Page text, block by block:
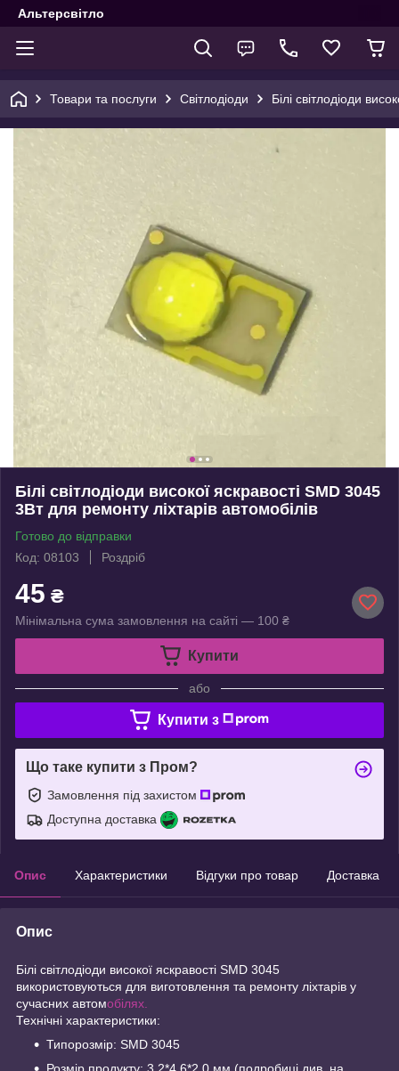
Альтерсвітло
Товари та послуги Світлодіоди Білі світлодіоди
Білі світлодіоди високої яскравості SMD 3045
3Вт для ремонту ліхтарів автомобілів
Готово до відправки
Код: 08103
Роздріб
45 ₴
Мінімальна сума замовлення на сайті — 100 ₴
Купити
або
Купити з
Що таке купити з Пром?
Замовлення під захистом
Доступна доставка
Опис Характеристики Відгуки про товар Доставка
Опис
Білі світлодіоди високої яскравості SMD 3045
використовуються для виготовлення та ремонту ліхтарів у
сучасних автомобілях.
Технічні характеристики:
Типорозмір: SMD 3045
Розмір продукту: 3,2*4,6*2,0 мм (подробиці див. на